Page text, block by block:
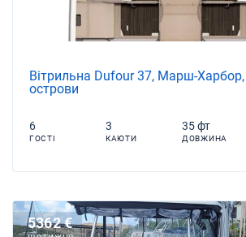
Вітрильна Dufour 37, Марш-Харбор,
острови
6
ГОСТІ
3
КАЮТИ
35 фт
ДОВЖИНА
5362 €